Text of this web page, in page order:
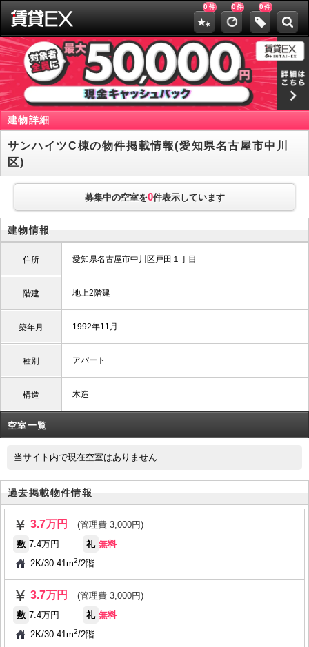
0 件 0件 0件
建物詳細
サンハイツC棟の物件掲載情報(愛知県名古屋市中川
区)
募集中の空室を0件表示しています
建物情報
住所 愛知県名古屋市中川区戸田１丁目
階建 地上2階建
築年月 1992年11月
種別 アパート
構造 木造
空室一覧
当サイト内で現在空室はありません
過去掲載物件情報
3.7万円
(管理費 3,000円)
敷 7.4万円 礼 無料
2K/30.41m2/2階
3.7万円
(管理費 3,000円)
敷 7.4万円 礼 無料
2K/30.41m2/2階